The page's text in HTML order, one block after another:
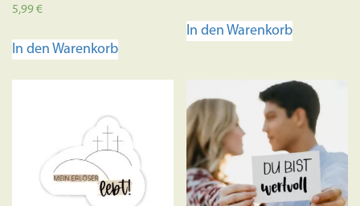
Bewertet mit
5,99€
In den Warenkorb
In den Warenkorb